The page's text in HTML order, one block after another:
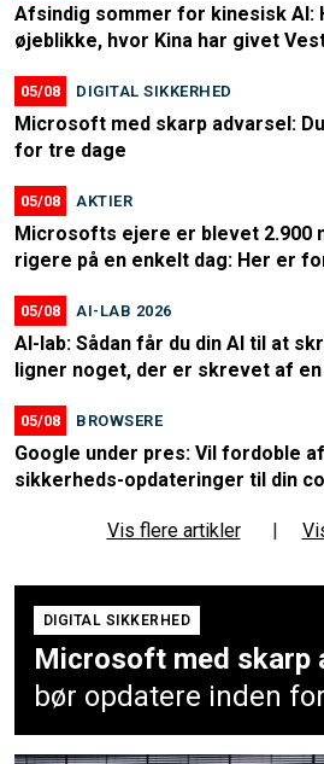
Afsindig sommer for kinesisk AI:
øjeblikke, hvor Kina har givet
05/08 DIGITAL SIKKERHED
Microsoft med skarp advarsel:
for tre dage
05/08 AKTIER
Microsofts ejere er blevet 2.900
rigere på en enkelt dag: Her er
05/08 AI-LAB 2026
AI-lab: Sådan får du din AI til at
ligner noget, der er skrevet af en
05/08 BROWSERE
Google under pres: Vil fordoble
sikkerheds-opdateringer til din
Vis flere artikler |
DIGITAL SIKKERHED
Microsoft med skarp
bør opdatere inden